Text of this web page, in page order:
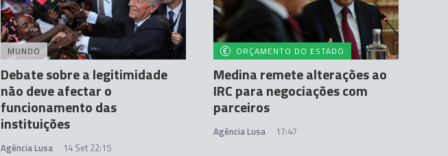
MUNDO
Debate sobre a legitimidade
não deve afectar o
funcionamento das
instituições
Agência Lusa 14 Set 22:15
ORÇAMENTO DO ESTADO
Medina remete alterações ao
IRC para negociações com
parceiros
Agência Lusa 17:47